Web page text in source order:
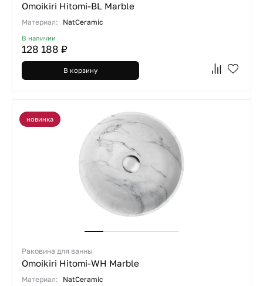
Omoikiri Hitomi-BL Marble
Материал: NatCeramic
В наличии
128 188 ₽
В корзину
новинка
Раковина для ванны
Omoikiri Hitomi-WH Marble
Материал: NatCeramic